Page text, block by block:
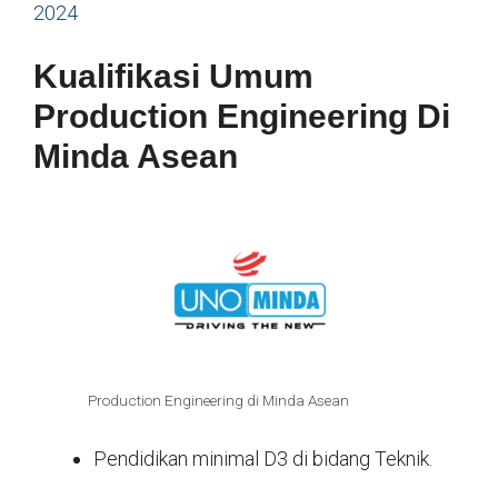
2024
Kualifikasi Umum
Production Engineering Di
Minda Asean
Production Engineering di Minda Asean
Pendidikan minimal D3 di bidang Teknik.